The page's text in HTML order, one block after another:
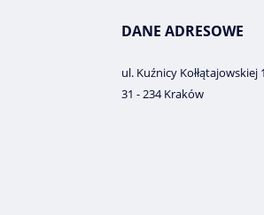
DANE ADRESOWE
ul. Kuźnicy Kołłątajowskiej
31 - 234 Kraków